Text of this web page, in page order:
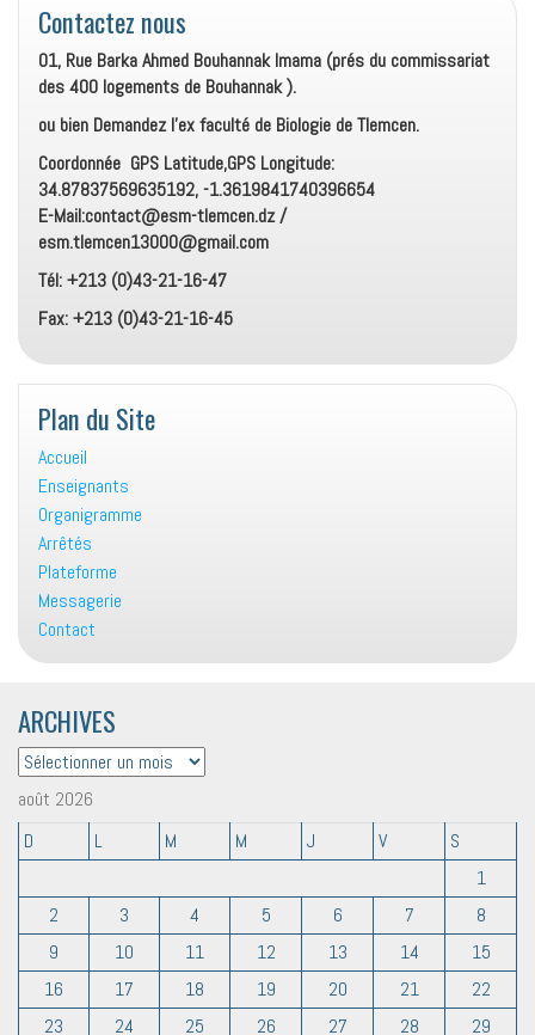
Contactez nous
01, Rue Barka Ahmed Bouhannak Imama (prés du commissariat
des 400 logements de Bouhannak ).
ou bien Demandez l’ex faculté de Biologie de Tlemcen.
Coordonnée GPS Latitude,GPS Longitude:
34.87837569635192, -1.3619841740396654
E-Mail:contact@esm-tlemcen.dz /
esm.tlemcen13000@gmail.com
Tél: +213 (0)43-21-16-47
Fax: +213 (0)43-21-16-45
Plan du Site
Accueil
Enseignants
Organigramme
Arrêtés
Plateforme
Messagerie
Contact
ARCHIVES
ARCHIVES
août 2026
D
L M M J V
S
1
2
3 4 5 6 7
8
9
10 11 12 13 14
15
16
17 18 19 20 21
22
23
24 25 26 27 28 29